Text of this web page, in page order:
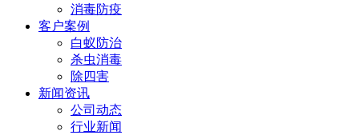
消毒防疫
客户案例
白蚁防治
杀虫消毒
除四害
新闻资讯
公司动态
行业新闻